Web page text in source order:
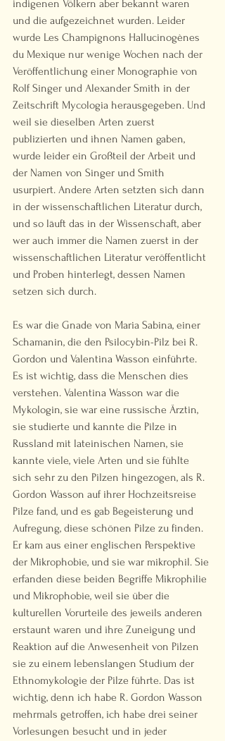
indigenen Völkern aber bekannt waren
und die aufgezeichnet wurden. Leider
wurde Les Champignons Hallucinogènes
du Mexique nur wenige Wochen nach der
Veröffentlichung einer Monographie von
Rolf Singer und Alexander Smith in der
Zeitschrift Mycologia herausgegeben. Und
weil sie dieselben Arten zuerst
publizierten und ihnen Namen gaben,
wurde leider ein Großteil der Arbeit und
der Namen von Singer und Smith
usurpiert. Andere Arten setzten sich dann
in der wissenschaftlichen Literatur durch,
und so läuft das in der Wissenschaft, aber
wer auch immer die Namen zuerst in der
wissenschaftlichen Literatur veröffentlicht
und Proben hinterlegt, dessen Namen
setzen sich durch.
Es war die Gnade von Maria Sabina, einer
Schamanin, die den Psilocybin-Pilz bei R.
Gordon und Valentina Wasson einführte.
Es ist wichtig, dass die Menschen dies
verstehen. Valentina Wasson war die
Mykologin, sie war eine russische Ärztin,
sie studierte und kannte die Pilze in
Russland mit lateinischen Namen, sie
kannte viele, viele Arten und sie fühlte
sich sehr zu den Pilzen hingezogen, als R.
Gordon Wasson auf ihrer Hochzeitsreise
Pilze fand, und es gab Begeisterung und
Aufregung, diese schönen Pilze zu finden.
Er kam aus einer englischen Perspektive
der Mikrophobie, und sie war mikrophil. Sie
erfanden diese beiden Begriffe Mikrophilie
und Mikrophobie, weil sie über die
kulturellen Vorurteile des jeweils anderen
erstaunt waren und ihre Zuneigung und
Reaktion auf die Anwesenheit von Pilzen
sie zu einem lebenslangen Studium der
Ethnomykologie der Pilze führte. Das ist
wichtig, denn ich habe R. Gordon Wasson
mehrmals getroffen, ich habe drei seiner
Vorlesungen besucht und in jeder